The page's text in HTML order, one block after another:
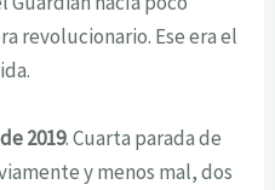
revolucionario. Ese era el
2019. Cuarta parada de
y menos mal, dos